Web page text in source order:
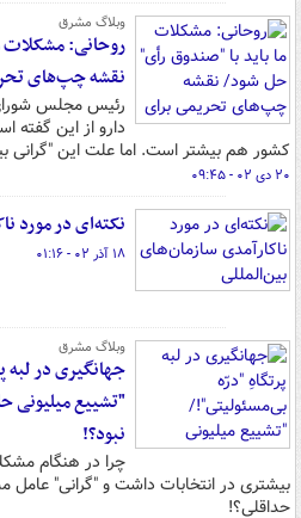
وبلاگ مشرق
روحانی: مشکلات
نقشه چپ‌های
رئیس مجلس شورای
دارو از این گفته
کشور هم بیشتر است. اما علت این "گرانی
۲۰ دی ۰۲ - ۰۹:۴۵
نکته‌ای در مورد
۱۸ آذر ۰۲ - ۰۱:۱۶
وبلاگ مشرق
جهانگیری در لبه
"تشییع میلیونی
نبود؟!
چرا در هنگام
بیشتری در انتخابات داشت و "گرانی"
حداقلی؟!